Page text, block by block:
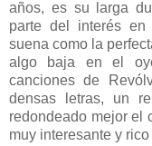
años, es su larga
parte del interés en
suena como la
algo baja en el
canciones de
densas letras, un
redondeado mejor el
muy interesante y